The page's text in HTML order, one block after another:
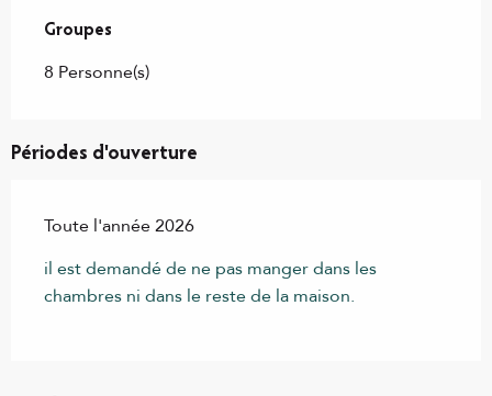
Groupes
Groupes
8 Personne(s)
Périodes d'ouverture
Toute l'année 2026
il est demandé de ne pas manger dans les
chambres ni dans le reste de la maison.